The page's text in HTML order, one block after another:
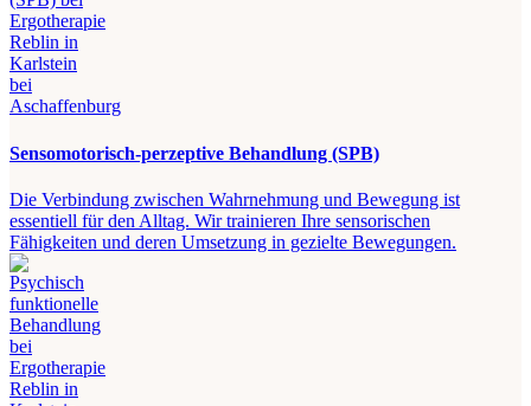
Sensomotorisch-perzeptive Behandlung (SPB)
Die Verbindung zwischen Wahrnehmung und Bewegung ist
essentiell für den Alltag. Wir trainieren Ihre sensorischen
Fähigkeiten und deren Umsetzung in gezielte Bewegungen.